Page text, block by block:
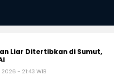
Liar Ditertibkan di Sumut,
- 21:43 WIB